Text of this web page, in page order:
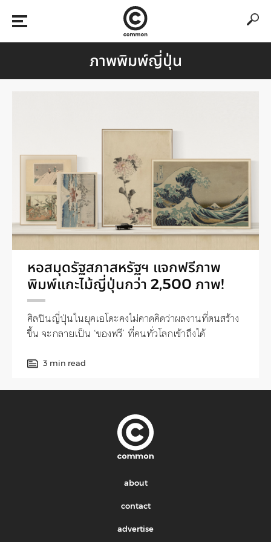
ภาพพิมพ์ญี่ปุ่น
หอสมุดรัฐสภาสหรัฐฯ แจกฟรีภาพ
พิมพ์แกะไม้ญี่ปุ่นกว่า 2,500 ภาพ!
ศิลปินญี่ปุ่นในยุคเอโดะคงไม่คาดคิดว่าผลงานที่ตนสร้าง
ขึ้น จะกลายเป็น ‘ของฟรี’ ที่คนทั่วโลกเข้าถึงได้
3 min read
about
contact
advertise